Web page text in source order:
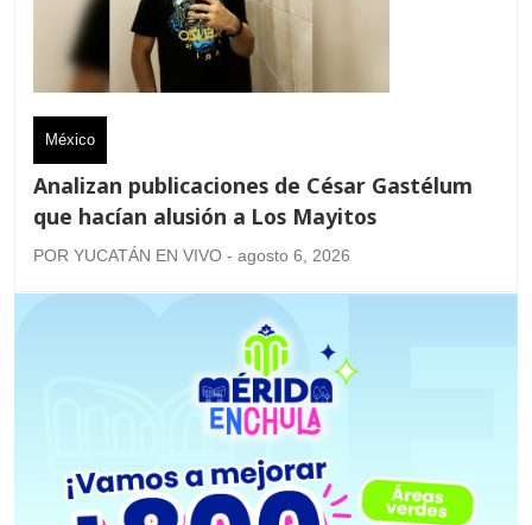
México
Analizan publicaciones de César Gastélum
que hacían alusión a Los Mayitos
POR YUCATÁN EN VIVO - agosto 6, 2026